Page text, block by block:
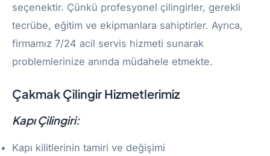
seçenektir. Çünkü profesyonel çilingirler, gerekli
tecrübe, eğitim ve ekipmanlara sahiptirler. Ayrıca,
firmamız 7/24 acil servis hizmeti sunarak
problemlerinize anında müdahele etmekte.
Çakmak Çilingir Hizmetlerimiz
Kapı Çilingiri:
Kapı kilitlerinin tamiri ve değişimi